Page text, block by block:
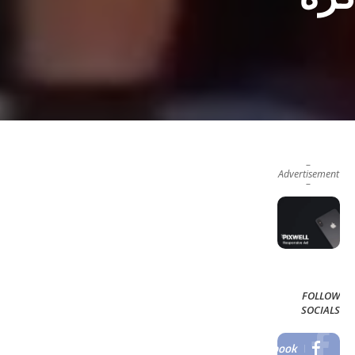
–
Advertisement
–
FOLLOW
SOCIALS
Facebook